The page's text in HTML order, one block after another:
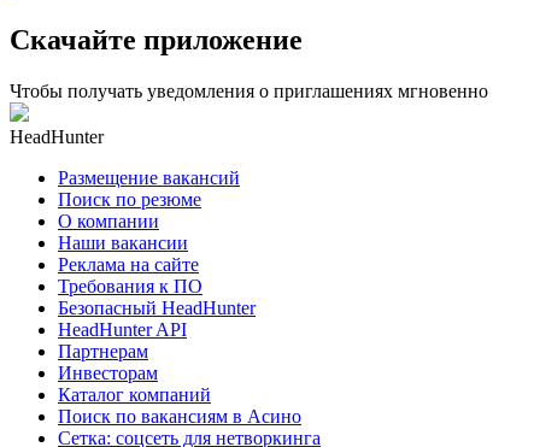
Скачайте приложение
Чтобы получать уведомления о приглашениях мгновенно
HeadHunter
Размещение вакансий
Поиск по резюме
О компании
Наши вакансии
Реклама на сайте
Требования к ПО
Безопасный HeadHunter
HeadHunter API
Партнерам
Инвесторам
Каталог компаний
Поиск по вакансиям в Асино
Сетка: соцсеть для нетворкинга